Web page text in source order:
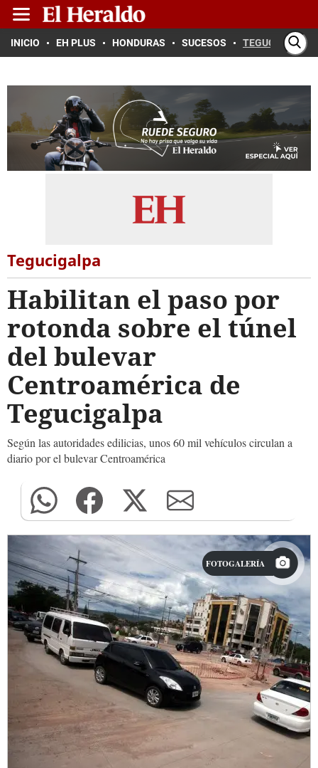
INICIO EH PLUS HONDURAS SUCESOS TEGUCIGALPA
Tegucigalpa
Habilitan el paso por
rotonda sobre el túnel
del bulevar
Centroamérica de
Tegucigalpa
Según las autoridades edilicias, unos 60 mil vehículos circulan a
diario por el bulevar Centroamérica
FOTOGALERÍA